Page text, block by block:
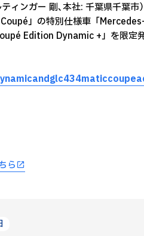
ィンガー 剛､本社: 千葉県千葉
」の特別仕様車「
Edition Dynamic +」を限定発
ら